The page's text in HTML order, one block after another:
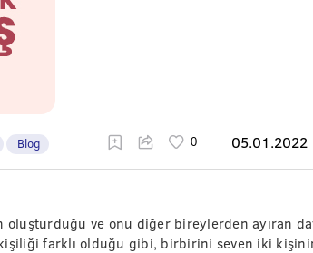
Blog 05.01.2022
ve onu diğer bireylerden ayıran
farklı olduğu gibi, birbirini seven iki